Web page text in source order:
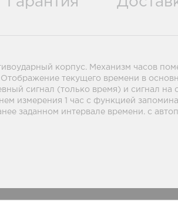
корпус. Механизм часов
текущего времени в
сигнал (только время) и сигнал
измерения 1 час с функцией
заданном интервале времени. с